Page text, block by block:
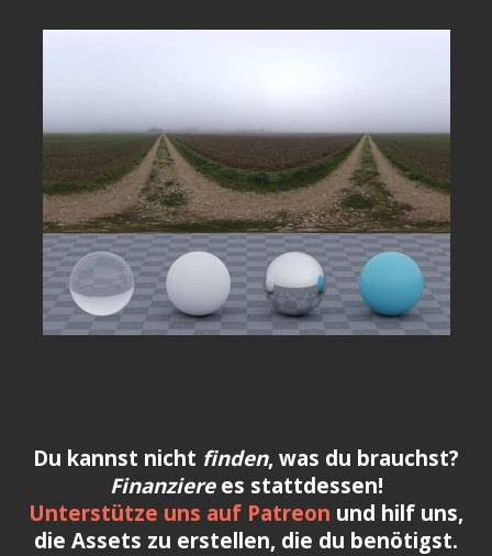
Du kannst nicht finden, was du brauchst?
Finanzierees stattdessen!
Unterstütze uns auf Patreon und hilf uns,
die Assets zu erstellen, die du benötigst.